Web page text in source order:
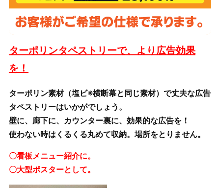
ターポリンタペストリーで、より広告効果
を！
ターポリン素材（塩ビ※横断幕と同じ素材）で丈夫な広告
タペストリーはいかがでしょう。
壁に、廊下に、カウンター裏に、効果的な広告を！
使わない時はくるくる丸めて収納。場所をとりません。
〇看板メニュー紹介に。
〇大型ポスターとして。